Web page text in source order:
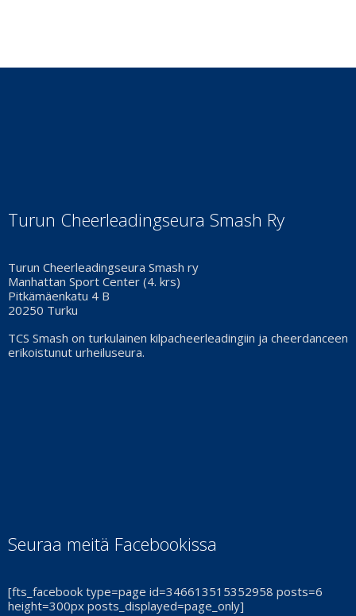
Turun Cheerleadingseura Smash Ry
Turun Cheerleadingseura Smash ry
Manhattan Sport Center (4. krs)
Pitkämäenkatu 4 B
20250 Turku
TCS Smash on turkulainen kilpacheerleadingiin ja cheerdanceen
erikoistunut urheiluseura.
Seuraa meitä Facebookissa
[fts_facebook type=page id=346613515352958 posts=6
height=300px posts_displayed=page_only]